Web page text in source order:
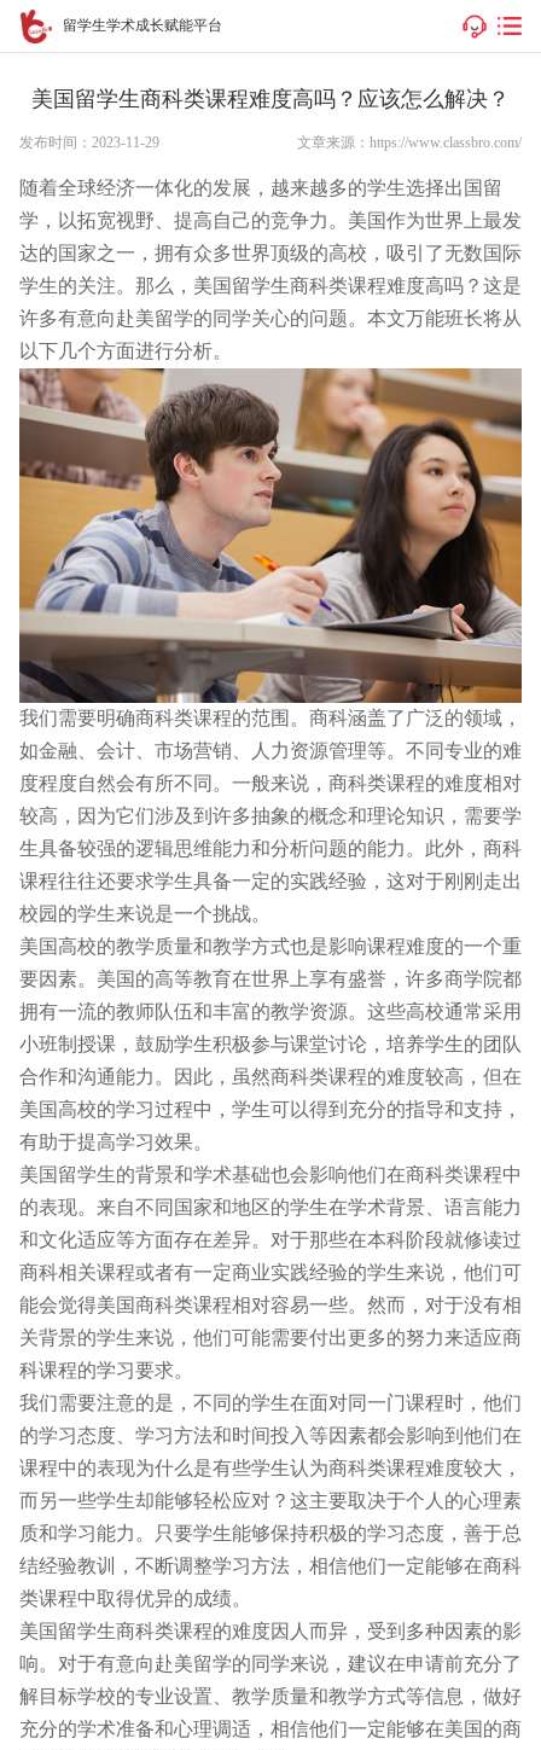
留学生学术成长赋能平台
美国留学生商科类课程难度高吗？应该怎么解决？
发布时间：2023-11-29 文章来源：https://www.classbro.com/
随着全球经济一体化的发展，越来越多的学生选择出国留
学，以拓宽视野、提高自己的竞争力。美国作为世界上最发
达的国家之一，拥有众多世界顶级的高校，吸引了无数国际
学生的关注。那么， 美国留学生商科类课程难度高吗？这是
许多有意向赴美留学的同学关心的问题。本文万能班长将从
以下几个方面进行分析。
我们需要明确商科类课程的范围。商科涵盖了广泛的领域，
如金融、会计、市场营销、人力资源管理等。不同专业的难
度程度自然会有所不同。一般来说，商科类课程的难度相对
较高，因为它们涉及到许多抽象的概念和理论知识，需要学
生具备较强的逻辑思维能力和分析问题的能力。此外，商科
课程往往还要求学生具备一定的实践经验，这对于刚刚走出
校园的学生来说是一个挑战。
美国高校的教学质量和教学方式也是影响课程难度的一个重
要因素。美国的高等教育在世界上享有盛誉，许多商学院都
拥有一流的教师队伍和丰富的教学资源。这些高校通常采用
小班制授课，鼓励学生积极参与课堂讨论，培养学生的团队
合作和沟通能力。因此，虽然商科类课程的难度较高，但在
美国高校的学习过程中，学生可以得到充分的指导和支持，
有助于提高学习效果。
美国留学生的背景和学术基础也会影响他们在商科类课程中
的表现。来自不同国家和地区的学生在学术背景、语言能力
和文化适应等方面存在差异。对于那些在本科阶段就修读过
商科相关课程或者有一定商业实践经验的学生来说，他们可
能会觉得美国商科类课程相对容易一些。然而，对于没有相
关背景的学生来说，他们可能需要付出更多的努力来适应商
科课程的学习要求。
我们需要注意的是，不同的学生在面对同一门课程时，他们
的学习态度、学习方法和时间投入等因素都会影响到他们在
课程中的表现为什么是有些学生认为商科类课程难度较大，
而另一些学生却能够轻松应对？这主要取决于个人的心理素
质和学习能力。只要学生能够保持积极的学习态度，善于总
结经验教训，不断调整学习方法，相信他们一定能够在商科
类课程中取得优异的成绩。
美国留学生商科类课程的难度因人而异，受到多种因素的影
响。对于有意向赴美留学的同学来说，建议在申请前充分了
解目标学校的专业设置、教学质量和教学方式等信息，做好
充分的学术准备和心理调适，相信他们一定能够在美国的商